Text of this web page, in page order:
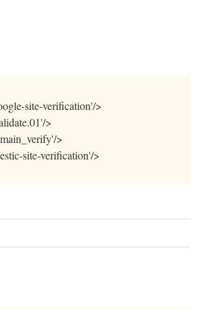
site-verification'/>
>
>
site-verification'/>